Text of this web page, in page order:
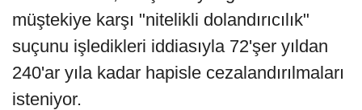
müştekiye karşı "nitelikli dolandırıcılık"
suçunu işledikleri iddiasıyla 72'şer yıldan
240'ar yıla kadar hapisle cezalandırılmaları
isteniyor.